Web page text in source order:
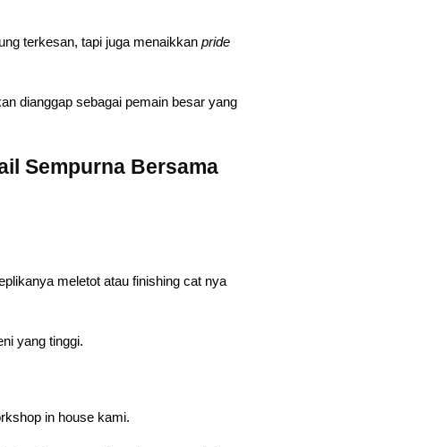
terkesan, tapi juga menaikkan pride
dianggap sebagai pemain besar yang
Sempurna Bersama
meletot atau finishing cat nya
yang tinggi.
in house kami.